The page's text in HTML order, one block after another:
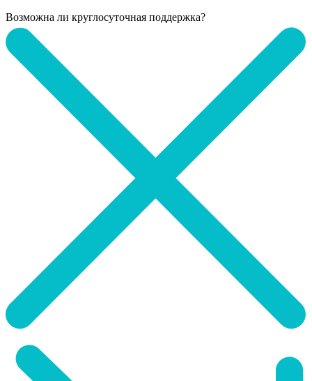
Возможна ли круглосуточная поддержка?